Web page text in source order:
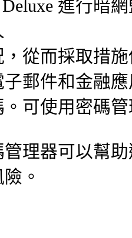
Deluxe 進行暗
從而採取措
郵件和金融
可使用密碼
理器可以幫
。